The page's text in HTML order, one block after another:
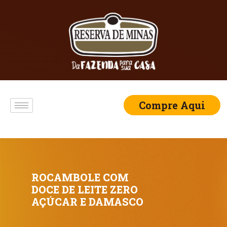
Compre Aqui
ROCAMBOLE COM
DOCE DE LEITE ZERO
AÇÚCAR E DAMASCO